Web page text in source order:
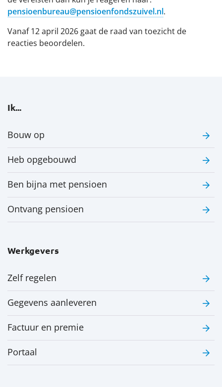
pensioenbureau@pensioenfondszuivel.nl.
Vanaf 12 april 2026 gaat de raad van toezicht de
reacties beoordelen.
Ik...
Bouw op
Heb opgebouwd
Ben bijna met pensioen
Ontvang pensioen
Werkgevers
Zelf regelen
Gegevens aanleveren
Factuur en premie
Portaal